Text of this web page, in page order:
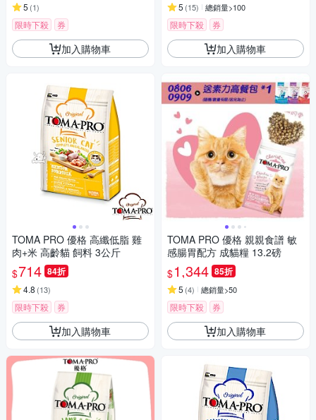
5 (1)
限時下殺 券
加入購物車
TOMA PRO 優格 高纖低脂 雞
肉+米 高齡貓 飼料 3公斤
$714 84折
4.8 (13)
限時下殺 券
加入購物車
5 (15) 總銷量>100
限時下殺 券
加入購物車
TOMA PRO 優格 親親食譜 敏
感腸胃配方 成貓糧 13.2磅
$1,344 85折
5 (4) 總銷量>50
限時下殺 券
加入購物車